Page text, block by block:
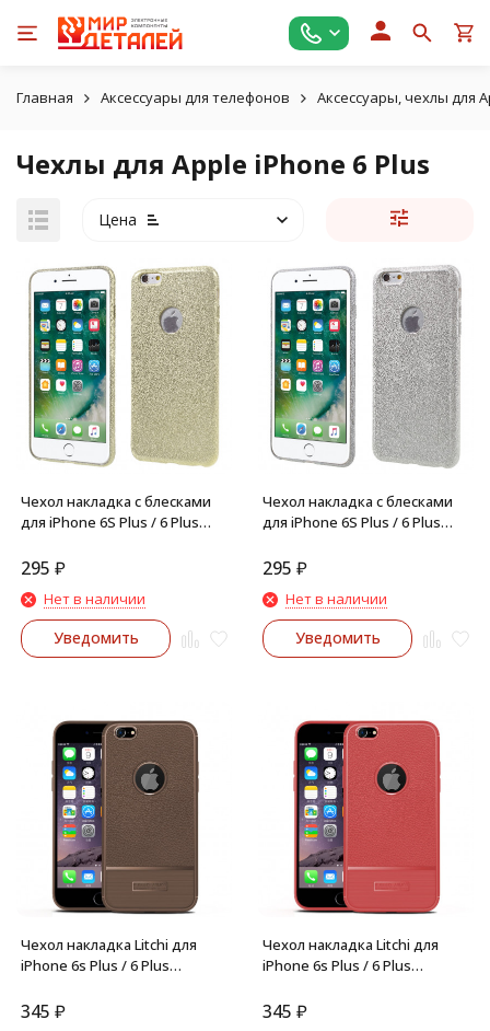
Главная Аксессуары для телефонов Аксессуары, чехлы для
Чехлы для Apple iPhone 6 Plus
Цена
Чехол накладка с блесками
для iPhone 6S Plus / 6 Plus
295 ₽
Нет в наличии
Уведомить
Чехол накладка с блесками
для iPhone 6S Plus / 6 Plus
295 ₽
Нет в наличии
Уведомить
Чехол накладка Litchi для
iPhone 6s Plus / 6 Plus
345 ₽
Чехол накладка Litchi для
iPhone 6s Plus / 6 Plus
345 ₽